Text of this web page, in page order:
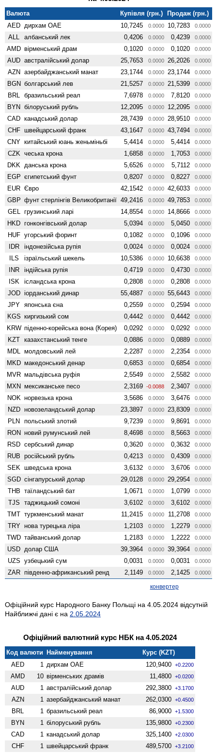
Валюта Купівля (грн.)
Продаж (грн.)
AED дирхам ОАЕ 10,7245 0.0000 10,7283 0.0000
ALL албанський лек 0,4206 0.0000 0,4239 0.0000
AMD вiрменський драм 0,1020 0.0000 0,1020 0.0000
AUD австралійський долар 25,7653 0.0000 26,2026 0.0000
AZN азербайджанський манат 23,1744 0.0000 23,1744 0.0000
BGN болгарський лев 21,5257 0.0000 21,5399 0.0000
BRL бразильський реал 7,6978 0.0000 7,8120 0.0000
BYN білоруський рубль 12,2095 0.0000 12,2095 0.0000
CAD канадський долар 28,7439 0.0000 28,9510 0.0000
CHF швейцарський франк 43,1647 0.0000 43,7494 0.0000
CNY китайський юань женьмiньбi 5,4414 0.0000 5,4414 0.0000
CZK чеська крона 1,6858 0.0000 1,7053 0.0000
DKK данська крона 5,6526 0.0000 5,7112 0.0000
EGP єгипетський фунт 0,8207 0.0000 0,8227 0.0000
EUR Євро 42,1542 0.0000 42,6033 0.0000
GBP фунт стерлінгів Велико­британії 49,2416 0.0000 49,7853 0.0000
GEL грузинський ларі 14,8554 0.0000 14,8666 0.0000
HKD гонконгівський долар 5,0394 0.0000 5,0450 0.0000
HUF угорський форинт 0,1082 0.0000 0,1096 0.0000
IDR індонезійська рупія 0,0024 0.0000 0,0024 0.0000
ILS ізраїльський шекель 10,5386 0.0000 10,6638 0.0000
INR індійська рупія 0,4719 0.0000 0,4730 0.0000
ISK ісландська крона 0,2808 0.0000 0,2808 0.0000
JOD іорданський динар 55,4887 0.0000 55,6443 0.0000
JPY японська єна 0,2559 0.0000 0,2594 0.0000
KGS киргизький сом 0,4442 0.0000 0,4442 0.0000
KRW піденно-корейська вона (Корея) 0,0292 0.0000 0,0292 0.0000
KZT казахстанський тенге 0,0886 0.0000 0,0889 0.0000
MDL молдовський лей 2,2287 0.0000 2,2354 0.0000
MKD македонський денар 0,6853 0.0000 0,6854 0.0000
MVR мальдівська руфія 2,5549 0.0000 2,5582 0.0000
MXN мексиканське песо 2,3169 -0.0088 2,3407 0.0000
NOK норвезька крона 3,5686 0.0000 3,6476 0.0000
NZD ново­зеландський долар 23,3897 0.0000 23,8309 0.0000
PLN польський злотий 9,7239 0.0000 9,8691 0.0000
RON новий румунський лей 8,4698 0.0000 8,5663 0.0000
RSD сербський динар 0,3620 0.0000 0,3632 0.0000
RUB російський рубль 0,4213 0.0000 0,4309 0.0000
SEK шведська крона 3,6132 0.0000 3,6706 0.0000
SGD сінгапурський долар 29,0128 0.0000 29,2954 0.0000
THB таїландський бат 1,0671 0.0000 1,0799 0.0000
TJS таджицький сомоні 3,6102 0.0000 3,6102 0.0000
TMT туркменський манат 11,2415 0.0000 11,2708 0.0000
TRY нова турецька ліра 1,2103 0.0000 1,2279 0.0000
TWD тайванський долар 1,2183 0.0000 1,2222 0.0000
USD долар США 39,3964 0.0000 39,3964 0.0000
UZS узбецький сум 0,0031 0.0000 0,0031 0.0000
ZAR південно-африканський ренд 2,1149 0.0000 2,1425 0.0000
конвертер
Офіційний курс Народного Банку Польщі на 4.05.2024 відсутній
Найближчі дані є на 2.05.2024
Офіційний валютний курс НБК на 4.05.2024
Код валюти Найменування
Курс (KZT)
AED
1 дирхам ОАЕ 120,9400 +0.2200
AMD 10 вiрменських драмів 11,4800 +0.0200
AUD 1 австралійський долар 292,3800 +3.1700
AZN 1 азербайджанський манат 262,0300 +0.4500
BRL 1 бразильський реал 86,9000 +1.5300
BYN 1 білоруський рубль 135,9800 +0.2300
CAD 1 канадський долар 325,1400 +2.0300
CHF 1 швейцарський франк 489,5700 +3.2100